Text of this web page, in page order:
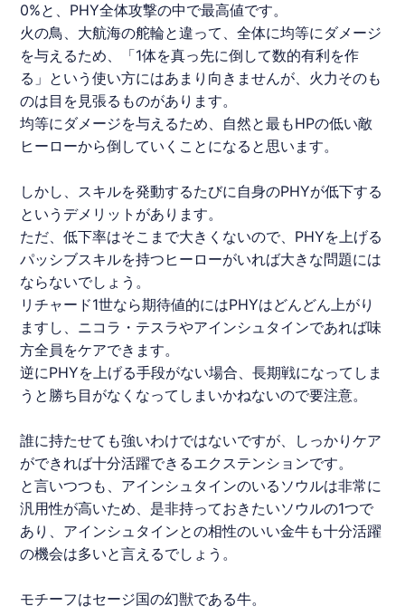
0%と、PHY全体攻撃の中で最高値です。
火の鳥、大航海の舵輪と違って、全体に均等にダメージ
を与えるため、「1体を真っ先に倒して数的有利を作
る」という使い方にはあまり向きませんが、火力そのも
のは目を見張るものがあります。
均等にダメージを与えるため、自然と最もHPの低い敵
ヒーローから倒していくことになると思います。
しかし、スキルを発動するたびに自身のPHYが低下する
というデメリットがあります。
ただ、低下率はそこまで大きくないので、PHYを上げる
パッシブスキルを持つヒーローがいれば大きな問題には
ならないでしょう。
リチャード1世なら期待値的にはPHYはどんどん上がり
ますし、ニコラ・テスラやアインシュタインであれば味
方全員をケアできます。
逆にPHYを上げる手段がない場合、長期戦になってしま
うと勝ち目がなくなってしまいかねないので要注意。
誰に持たせても強いわけではないですが、しっかりケア
ができれば十分活躍できるエクステンションです。
と言いつつも、アインシュタインのいるソウルは非常に
汎用性が高いため、是非持っておきたいソウルの1つで
あり、アインシュタインとの相性のいい金牛も十分活躍
の機会は多いと言えるでしょう。
モチーフはセージ国の幻獣である牛。